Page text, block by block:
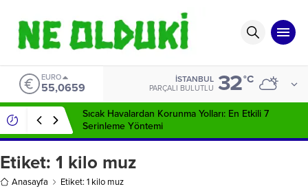
EURO
55,0659
İSTANBUL
PARÇALI BULUTLU 32°C
Sıcak Havalardan Korunma Yolları: En Etkili 7
Serinleme Yöntemi
Etiket: 1 kilo muz
Anasayfa Etiket: 1 kilo muz